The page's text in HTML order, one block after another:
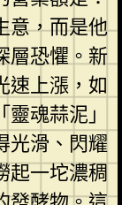
意，而是他
層恐懼。新
速上漲，如
魂蒜泥」
光滑、閃耀
起一坨濃稠